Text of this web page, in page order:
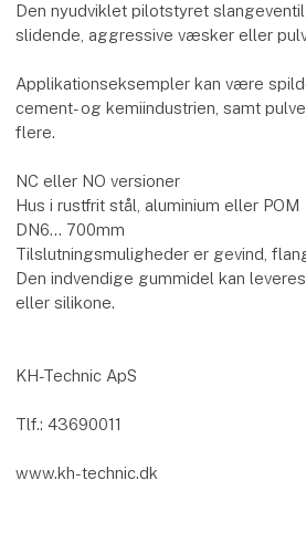
Den nyudviklet pilotstyret
slidende, aggressive væsker eller
Applikationseksempler kan være
cement- og kemiindustrien, samt
flere.
NC eller NO versioner
Hus i rustfrit stål, aluminium eller POM
DN6... 700mm
Tilslutningsmuligheder er gevind,
Den indvendige gummidel kan leveres
eller silikone.
KH-Technic ApS
Tlf.: 43690011
www.kh-technic.dk